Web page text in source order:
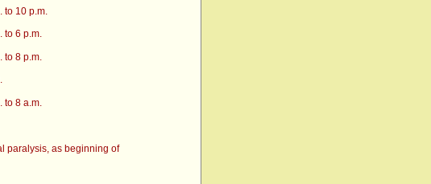
to 10 p.m.
to 6 p.m.
to 8 p.m.
to 8 a.m.
paralysis, as beginning of